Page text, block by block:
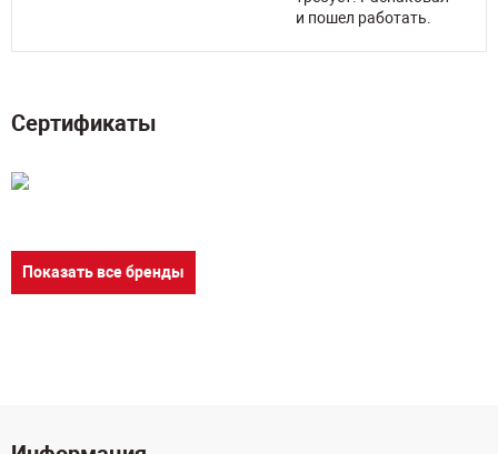
и пошел работать.
Сертификаты
Показать все бренды